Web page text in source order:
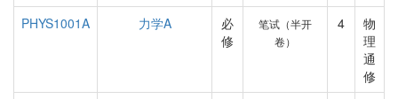
PHYS1001A
力学A
必
修
笔试（半开
卷）
4
物
理
通
修